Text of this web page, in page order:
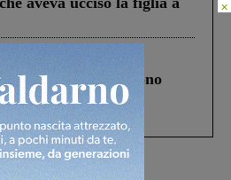
in A1 in cui morirono
Lo schianto, il
fra tir....
×